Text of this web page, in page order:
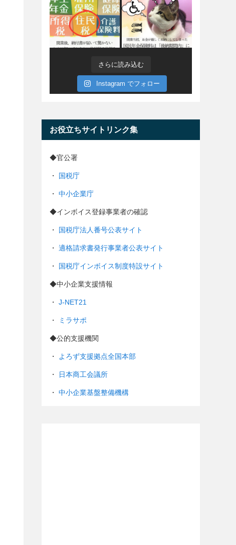
さらに読み込む
Instagram でフォロー
お役立ちサイトリンク集
◆官公署
・ 国税庁
・ 中小企業庁
◆インボイス登録事業者の確認
・ 国税庁法人番号公表サイト
・ 適格請求書発行事業者公表サイト
・ 国税庁インボイス制度特設サイト
◆中小企業支援情報
・ J-NET21
・ ミラサポ
◆公的支援機関
・ よろず支援拠点全国本部
・ 日本商工会議所
・ 中小企業基盤整備機構